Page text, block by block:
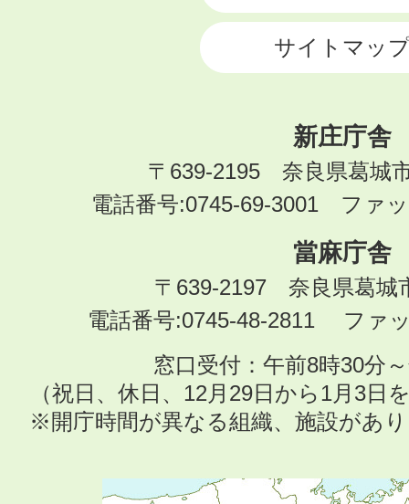
サイトマッ
新庄庁舎
〒639-2195 奈良県葛城
電話番号:0745-69-3001 ファ
當麻庁舎
〒639-2197 奈良県葛城
電話番号:0745-48-2811 ファ
窓口受付：午前8時30分
（祝日、休日、12月29日から1月3日
※開庁時間が異なる組織、施設があ